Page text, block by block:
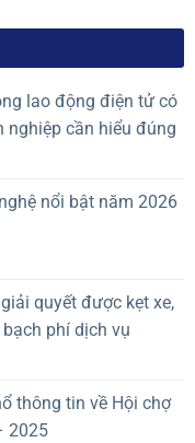
lao động điện tử có
nghiệp cần hiểu đúng
nổi bật năm 2026
quyết được kẹt xe,
phí dịch vụ
thông tin về Hội chợ
2025